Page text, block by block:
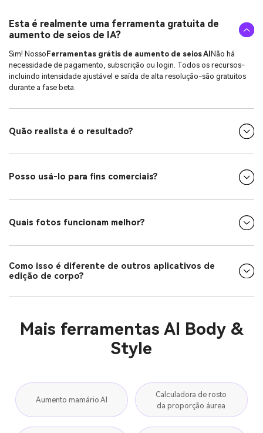
Esta é realmente uma ferramenta gratuita de
aumento de seios de IA?
Sim! Nosso Ferramentas grátis de aumento de seios AI Não há
necessidade de pagamento, subscrição ou login. Todos os recursos-
incluindo intensidade ajustável e saída de alta resolução-são gratuitos
durante a fase beta.
Quão realista é o resultado?
Posso usá-lo para fins comerciais?
Quais fotos funcionam melhor?
Como isso é diferente de outros aplicativos de
edição de corpo?
Mais ferramentas AI Body &
Style
Aumento mamário AI
Calculadora de rosto
da proporção áurea